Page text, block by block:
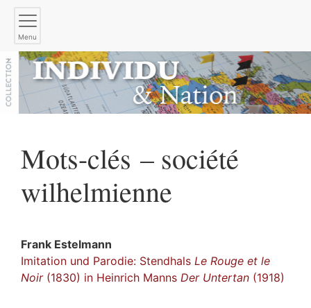
Menu
Mots-clés – société
wilhelmienne
Frank Estelmann
Imitation und Parodie: Stendhals Le Rouge et le
Noir(1830) in Heinrich Manns Der Untertan (1918)